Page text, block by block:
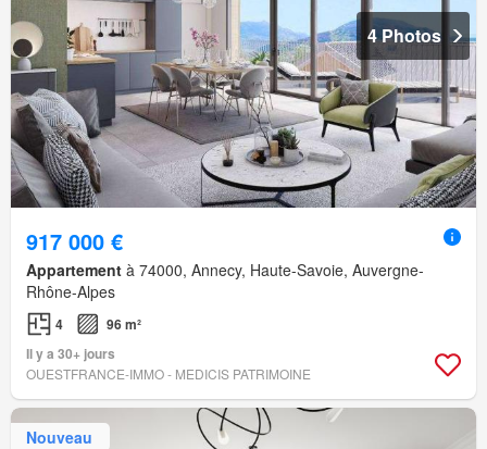
4 Photos
917 000 €
Appartement à 74000, Annecy, Haute-Savoie, Auvergne-
Rhône-Alpes
4
96 m²
Il y a 30+ jours
OUESTFRANCE-IMMO - MEDICIS PATRIMOINE
Nouveau